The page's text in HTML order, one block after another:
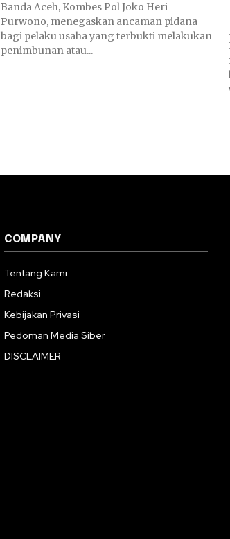
Banda Aceh, Kombes Pol Joko Heri
Purwono, menegaskan ancaman pidana
bagi pelaku usaha yang terbukti melakukan
penimbunan atau...
COMPANY
Tentang Kami
Redaksi
Kebijakan Privasi
Pedoman Media Siber
DISCLAIMER